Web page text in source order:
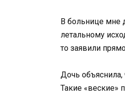
В больнице мне
летальному
то заявили
Дочь
Такие «веские»